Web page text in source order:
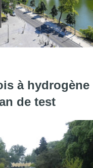
plan “climat”
à hydrogène
de test